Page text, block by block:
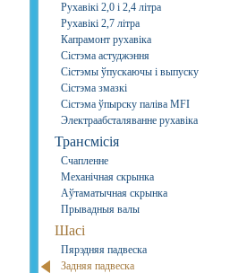
Рухавікі 2,0 і 2,4 літра
Рухавікі 2,7 літра
Капрамонт рухавіка
Сістэма астуджэння
Сістэмы ўпускаючы і выпуску
Сістэма змазкі
Сістэма ўпырску паліва MFI
Электраабсталяванне рухавіка
Трансмісія
Счапленне
Механічная скрынка
Аўтаматычная скрынка
Прывадныя валы
Шасі
Пярэдняя падвеска
Задняя падвеска